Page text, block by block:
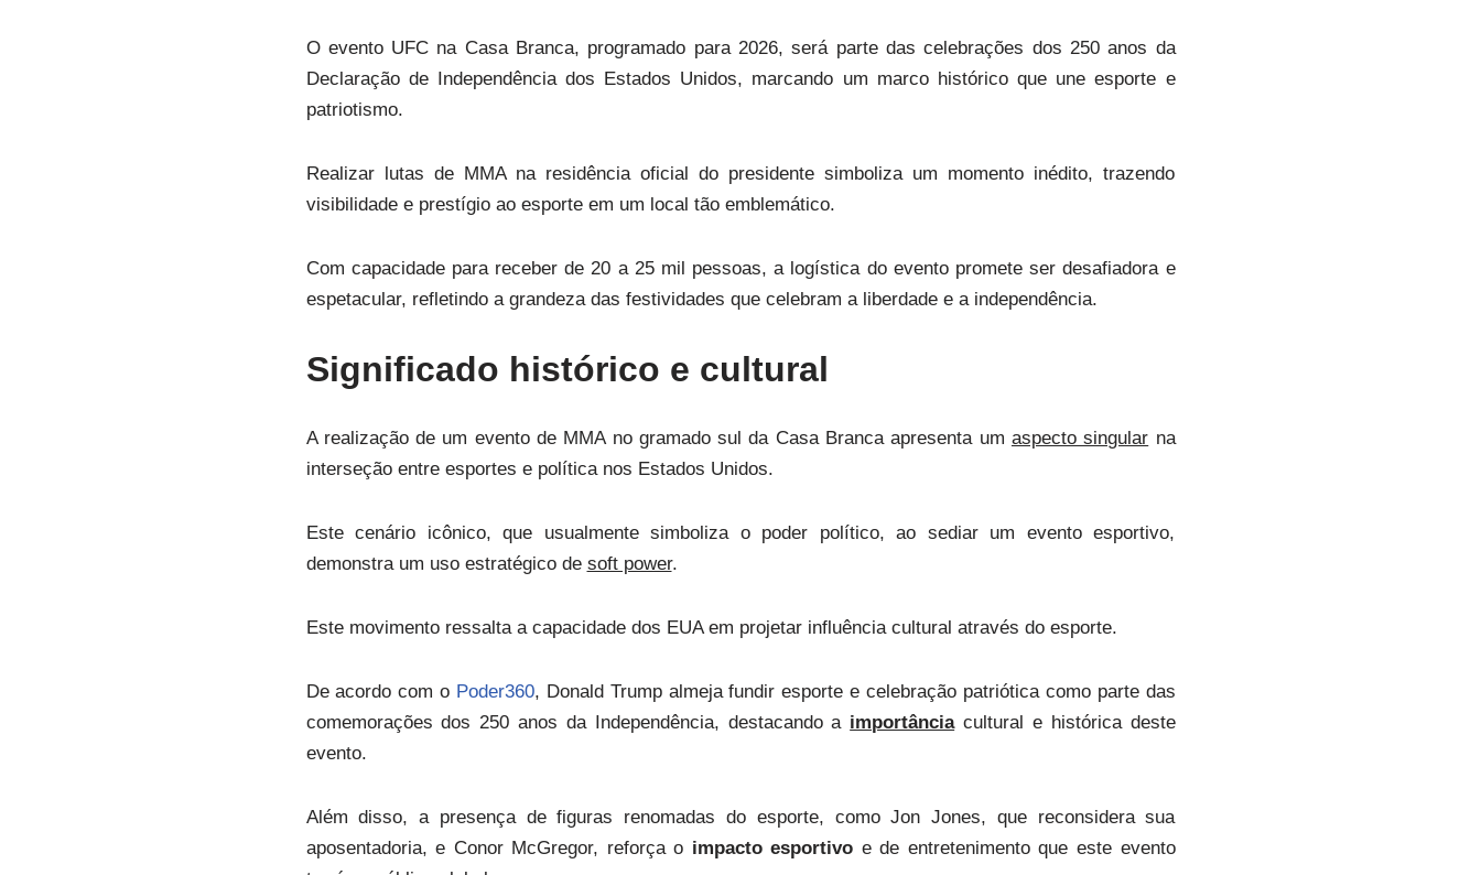
O evento UFC na Casa Branca, programado para 2026, será parte das celebrações dos 250 anos da
Declaração de Independência dos Estados Unidos, marcando um marco histórico que une esporte e
patriotismo.
Realizar lutas de MMA na residência oficial do presidente simboliza um momento inédito, trazendo
visibilidade e prestígio ao esporte em um local tão emblemático.
Com capacidade para receber de 20 a 25 mil pessoas, a logística do evento promete ser desafiadora e
espetacular, refletindo a grandeza das festividades que celebram a liberdade e a independência.
Significado histórico e cultural
A realização de um evento de MMA no gramado sul da Casa Branca apresenta um aspecto singular na
interseção entre esportes e política nos Estados Unidos.
Este cenário icônico, que usualmente simboliza o poder político, ao sediar um evento esportivo,
demonstra um uso estratégico de soft power.
Este movimento ressalta a capacidade dos EUA em projetar influência cultural através do esporte.
De acordo com o Poder360, Donald Trump almeja fundir esporte e celebração patriótica como parte das
comemorações dos 250 anos da Independência, destacando a importânciacultural e histórica deste
evento.
Além disso, a presença de figuras renomadas do esporte, como Jon Jones, que reconsidera sua
aposentadoria, e Conor McGregor, reforça o impacto esportivo e de entretenimento que este evento